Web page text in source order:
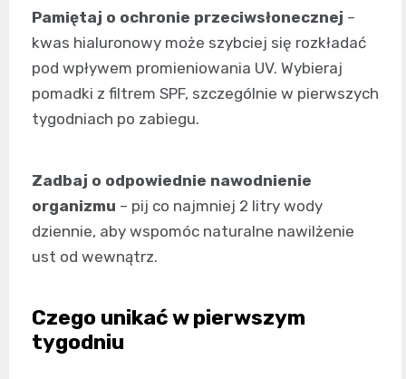
Pamiętaj o ochronie przeciwsłonecznej –
kwas hialuronowy może szybciej się rozkładać
pod wpływem promieniowania UV. Wybieraj
pomadki z filtrem SPF, szczególnie w pierwszych
tygodniach po zabiegu.
Zadbaj o odpowiednie nawodnienie
organizmu – pij co najmniej 2 litry wody
dziennie, aby wspomóc naturalne nawilżenie
ust od wewnątrz.
Czego unikać w pierwszym
tygodniu